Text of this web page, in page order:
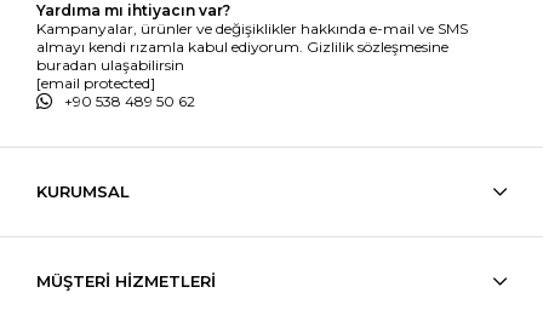
Yardıma mı ihtiyacın var?
Kampanyalar, ürünler ve değişiklikler hakkında e-mail ve SMS
almayı kendi rızamla kabul ediyorum. Gizlilik sözleşmesine
buradan ulaşabilirsin
[email protected]
+90 538 489 50 62
KURUMSAL
MÜŞTERİ HİZMETLERİ